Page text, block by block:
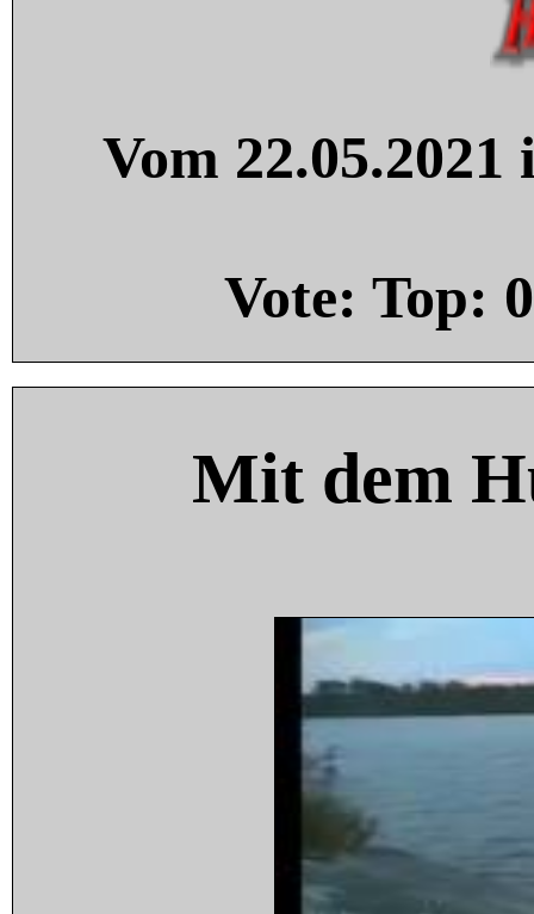
Vom
Vote: Top: 0
Mit dem